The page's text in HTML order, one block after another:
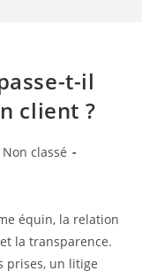
t-il
client ?
Non classé
équin, la relation
la transparence.
prises, un litige